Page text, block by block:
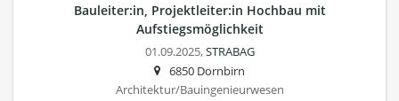
Bauleiter:in, Projektleiter:in Hochbau mit
Aufstiegsmöglichkeit
01.09.2025,STRABAG
6850 Dornbirn
Architektur/Bauingenieurwesen